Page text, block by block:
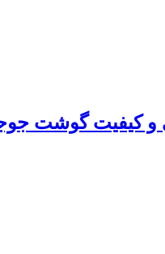
و کیفیت گوشت